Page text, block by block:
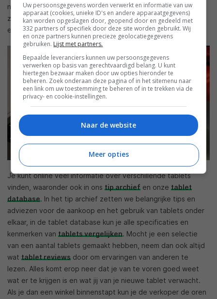
niet nuttig is maar zorg dat je weet wat je moet vragen en
zorg dus dat je voordat je de winkel binnenstapt al het een
en ander weet.
Je kunt online veel informatie over verschillende tablets
vinden, waaronder ook in ons tip archief en onze tablet
database. In het tip archief zetten we belangrijke tips en
adviezen voor de aankoop en het gebruik van tablets onder
elkaar, in de tablet database kun je alle specificaties en
kenmerken van tablets vergelijken. Mocht je een selectie
van een aantal tablets gemaakt hebben, neem dan ook altijd
wat tablet reviews door om ervaringen van anderen te
lezen. Alles komt erop neer dat je van te voren goed weet
wat er te krijgen is en wat jij van je nieuwe tablet verwacht.
Als je dan een winkel binnenstapt kun je de verkoper de oren
Uw persoonsgegevens worden verwerkt en informatie van uw
apparaat (cookies, unieke ID's en andere apparaatgegevens)
kan worden opgeslagen door, geopend door en gedeeld met
332 partners of specifiek door deze site worden gebruikt. Wij
en onze partners kunnen precieze geolocatiegegevens
gebruiken. Lijst met partners.
Bepaalde leveranciers kunnen uw persoonsgegevens
verwerken op basis van gerechtvaardigd belang. U kunt
hiertegen bezwaar maken door uw opties hieronder te
beheren. Zoek onderaan deze pagina of in het sitemenu naar
een link om uw toestemming te beheren of in te trekken via de
privacy- en cookie-instellingen.
Naar de website
Meer opties